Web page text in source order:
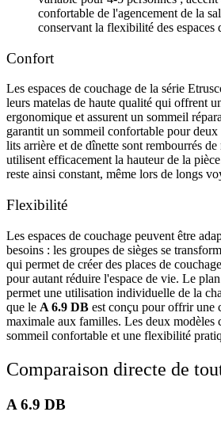
confortable de l'agencement de la
conservant la flexibilité des espaces
Confort
Les espaces de couchage de la série
leurs matelas de haute qualité qui offrent
ergonomique et assurent un sommeil
garantit un sommeil confortable pour deux
lits arrière et de dînette sont rembourrés
utilisent efficacement la hauteur de la
reste ainsi constant, même lors de longs
Flexibilité
Les espaces de couchage peuvent être
besoins : les groupes de sièges se
qui permet de créer des places de
pour autant réduire l'espace de vie. Le
permet une utilisation individuelle de la
que le A 6.9 DB est conçu pour offrir une
maximale aux familles. Les deux modèles
sommeil confortable et une flexibilité
Comparaison directe de
A 6.9 DB